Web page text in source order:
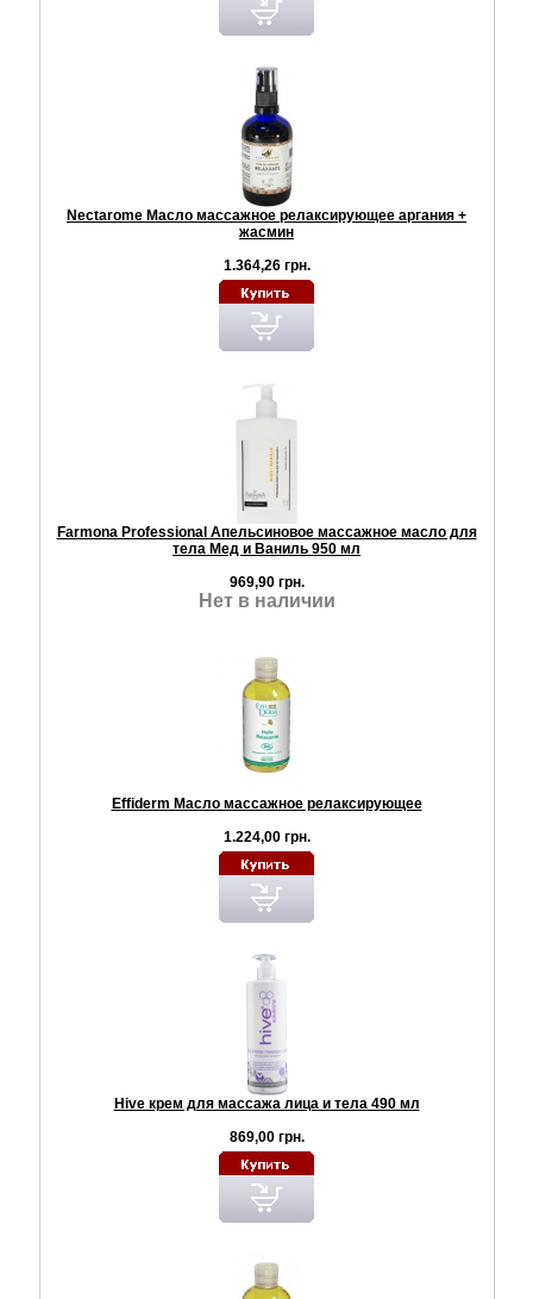
Nectarome Масло массажное релаксирующее аргания +
жасмин
1.364,26 грн.
Farmona Professional Апельсиновое массажное масло для
тела Мед и Ваниль 950 мл
969,90 грн.
Нет в наличии
Effiderm Масло массажное релаксирующее
1.224,00 грн.
Hive крем для массажа лица и тела 490 мл
869,00 грн.